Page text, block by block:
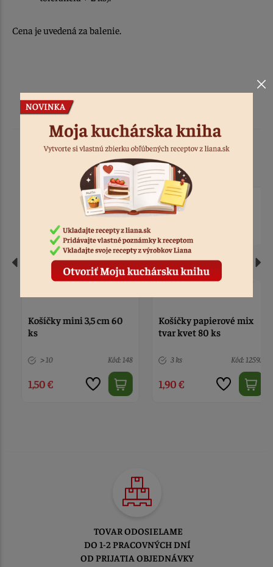
Cena je uvedená za balenie.
Podobné produkty
Košíčky mini 3,5 cm 60
ks
> 10 Kód: 148
1,50 €
Košíčky papierové mix
tvar kvet 80 ks
3 ks Kód: 12593
1,90 €
TOVAR ODOSIELAME
DO 1-2 PRACOVNÝCH DNÍ
OD PRIJATIA OBJEDNÁVKY